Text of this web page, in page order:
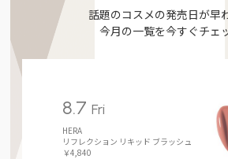
話題のコスメの発売日が早
今月の一覧を今すぐチェ
8.7Fri
HERA
リフレクション リキッド ブラッシュ
￥4,840